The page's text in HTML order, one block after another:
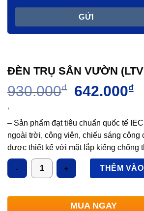
ĐÈN TRỤ SÂN VƯỜN
930.000₫ Giá
930.000₫.
642.000₫
‘
– Sản phẩm đạt tiêu chuẩn quốc tế
ngoài trời, công viên, chiếu sáng
được thiết kế với mặt lắp kiếng chống
IP65. – Thân đèn làm bằng thép cao
dây chuyền sơn tự động, được xử lý
Số lượng
THÊM
MUA NGAY